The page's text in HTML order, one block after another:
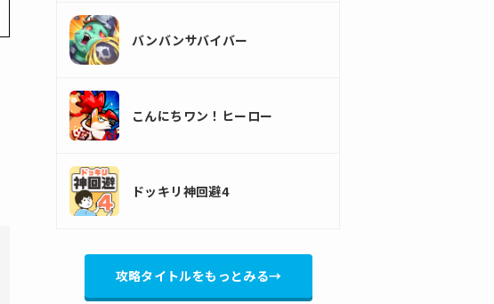
バンバンサバイバー
こんにちワン！ヒーロー
ドッキリ神回避4
攻略タイトルをもっとみる→